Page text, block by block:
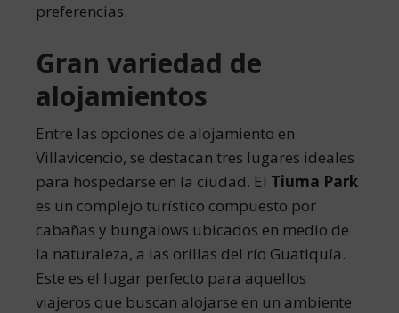
preferencias.
Gran variedad de
alojamientos
Entre las opciones de alojamiento en
Villavicencio, se destacan tres lugares ideales
para hospedarse en la ciudad. El Tiuma Park
es un complejo turístico compuesto por
cabañas y bungalows ubicados en medio de
la naturaleza, a las orillas del río Guatiquía.
Este es el lugar perfecto para aquellos
viajeros que buscan alojarse en un ambiente